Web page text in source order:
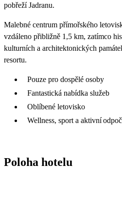
pobřeží Jadranu.
Malebné centrum přímořského
vzdáleno přibližně 1,5 km, zatímco
kulturních a architektonických
resortu.
Pouze pro dospělé osoby
Fantastická nabídka služeb
Oblíbené letovisko
Wellness, sport a aktivní
Poloha hotelu